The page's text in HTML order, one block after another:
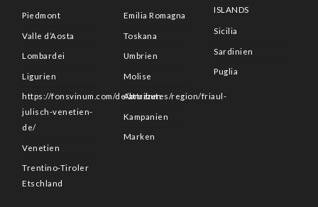
Piedmont
Valle d’Aosta
Lombardei
Ligurien
https://fonsvinum.com/de/attributes/region/friaul-
julisch-venetien-
de/
Venetien
Trentino-Tiroler
Etschland
Emilia Romagna
Toskana
Umbrien
Molise
Abruzzen
Kampanien
Marken
ISLANDS
Sicilia
Sardinien
Puglia